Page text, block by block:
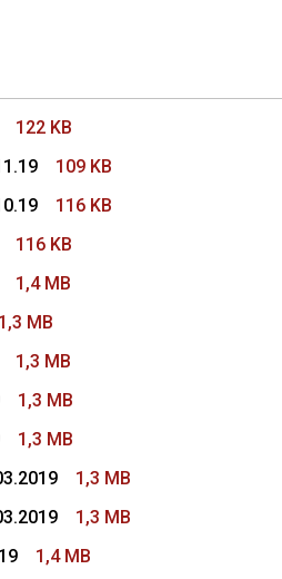
de
122 KB
109 KB
116 KB
116 KB
1,4 MB
1,3 MB
1,3 MB
1,3 MB
1,3 MB
1,3 MB
1,3 MB
1,4 MB